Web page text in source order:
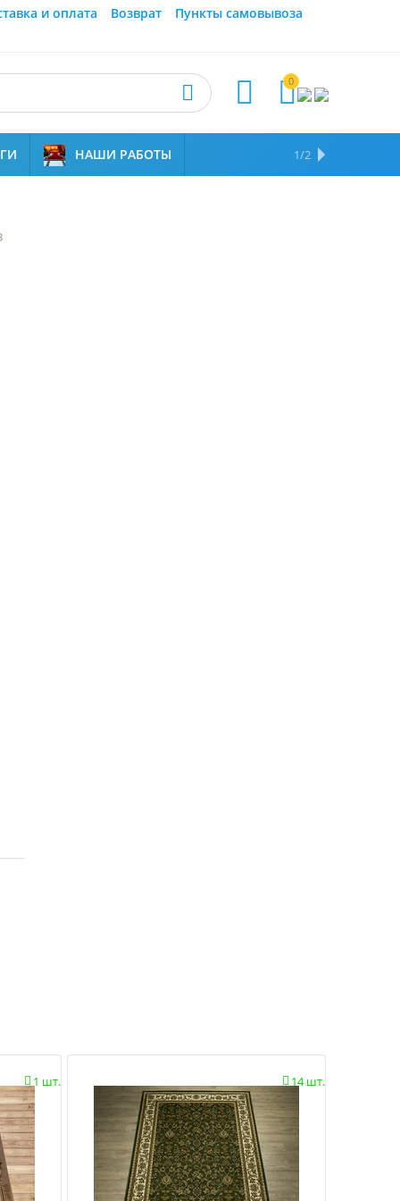
и оплата Возврат
Пункты самовывоза
0



НАШИ РАБОТЫ НАМ ДОВЕРЯЮТ
1/2
1 шт.
 14 шт.
